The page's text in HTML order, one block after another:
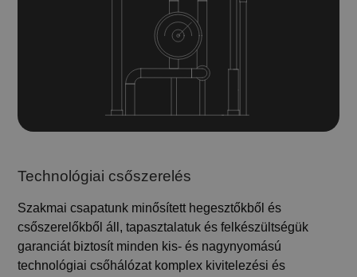
Technológiai csőszerelés
Szakmai csapatunk minősített hegesztőkből és
csőszerelőkből áll, tapasztalatuk és felkészültségük
garanciát biztosít minden kis- és nagynyomású
technológiai csőhálózat komplex kivitelezési és